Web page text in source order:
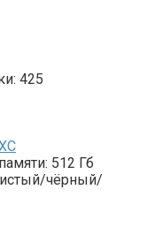
425
512 Гб
чёрный/